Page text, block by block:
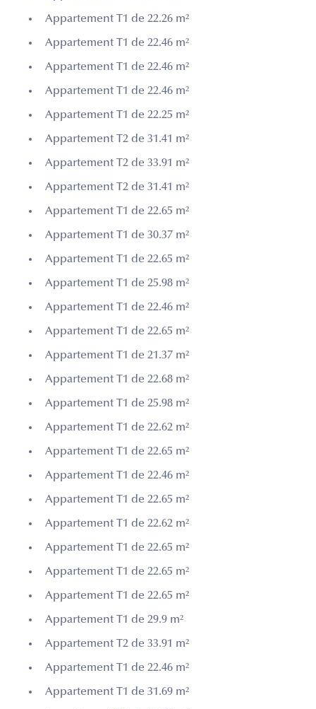
Appartement T1 de 22.26 m²
Appartement T1 de 22.46 m²
Appartement T1 de 22.46 m²
Appartement T1 de 22.46 m²
Appartement T1 de 22.25 m²
Appartement T2 de 31.41 m²
Appartement T2 de 33.91 m²
Appartement T2 de 31.41 m²
Appartement T1 de 22.65 m²
Appartement T1 de 30.37 m²
Appartement T1 de 22.65 m²
Appartement T1 de 25.98 m²
Appartement T1 de 22.46 m²
Appartement T1 de 22.65 m²
Appartement T1 de 21.37 m²
Appartement T1 de 22.68 m²
Appartement T1 de 25.98 m²
Appartement T1 de 22.62 m²
Appartement T1 de 22.65 m²
Appartement T1 de 22.46 m²
Appartement T1 de 22.65 m²
Appartement T1 de 22.62 m²
Appartement T1 de 22.65 m²
Appartement T1 de 22.65 m²
Appartement T1 de 22.65 m²
Appartement T1 de 29.9 m²
Appartement T2 de 33.91 m²
Appartement T1 de 22.46 m²
Appartement T1 de 31.69 m²